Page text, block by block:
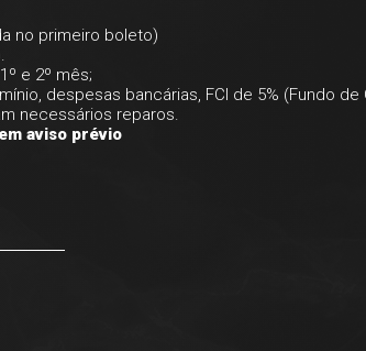
no primeiro boleto)
e 2º mês;
despesas bancárias, FCI de 5% (Fundo
necessários reparos.
aviso prévio